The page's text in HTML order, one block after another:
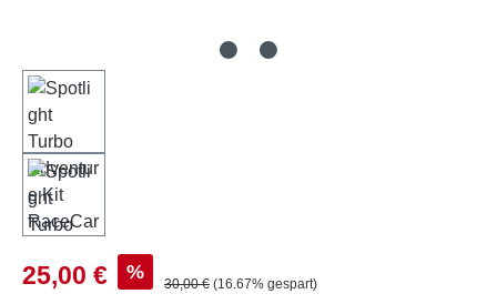
Verkaufspreis:
25,00 € % Regulärer Preis:
30,00 € (16.67% gespart)